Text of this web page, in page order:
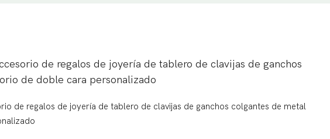
de regalos de joyería de tablero de clavijas de ganchos
de doble cara personalizado
de regalos de joyería de tablero de clavijas de ganchos colgantes de metal